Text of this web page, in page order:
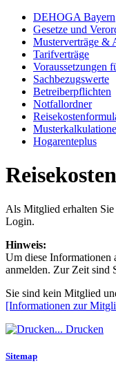
DEHOGA Bayern
Gesetze und
Musterverträge &
Tarifverträge
Voraussetzungen
Sachbezugswerte
Betreiberpflichten
Notfallordner
Hogarenteplus
Als Mitglied erhalten
Login.
Hinweis:
Um diese Informationen
anmelden. Zur Zeit sind
Sie sind kein Mitglied
[Informationen zur
Drucken
Sitemap